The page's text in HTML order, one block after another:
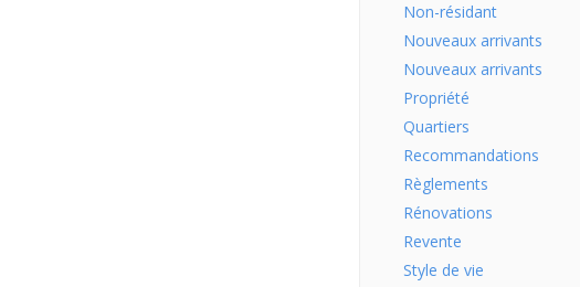
Non-résidant
Nouveaux arrivants
Nouveaux arrivants
Propriété
Quartiers
Recommandations
Règlements
Rénovations
Revente
Style de vie